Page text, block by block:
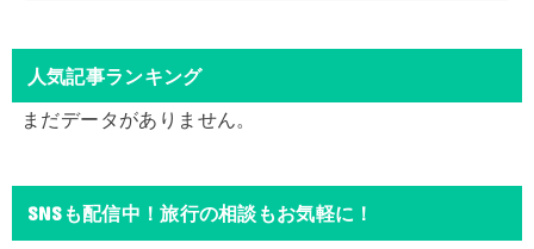
人気記事ランキング
まだデータがありません。
SNSも配信中！旅行の相談もお気軽に！